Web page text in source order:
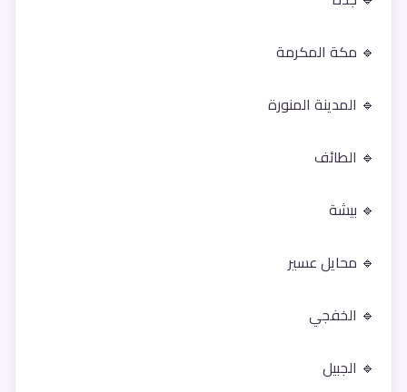
🔹 مكة المكرمة
🔹 المدينة المنورة
🔹 الطائف
🔹 بيشة
🔹 محايل عسير
🔹 الخفجي
🔹 الجبيل